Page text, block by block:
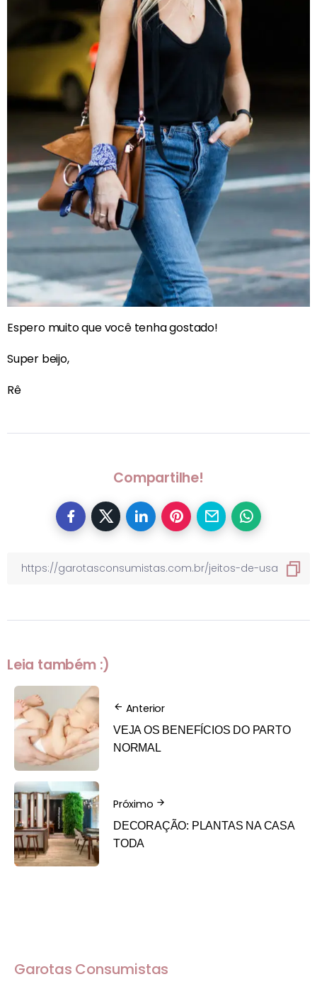
Espero muito que você tenha gostado!
Super beijo,
Rê
Compartilhe!
Leia também :)
Anterior
VEJA OS BENEFÍCIOS DO PARTO
NORMAL
Próximo
DECORAÇÃO: PLANTAS NA CASA
TODA
Garotas Consumistas